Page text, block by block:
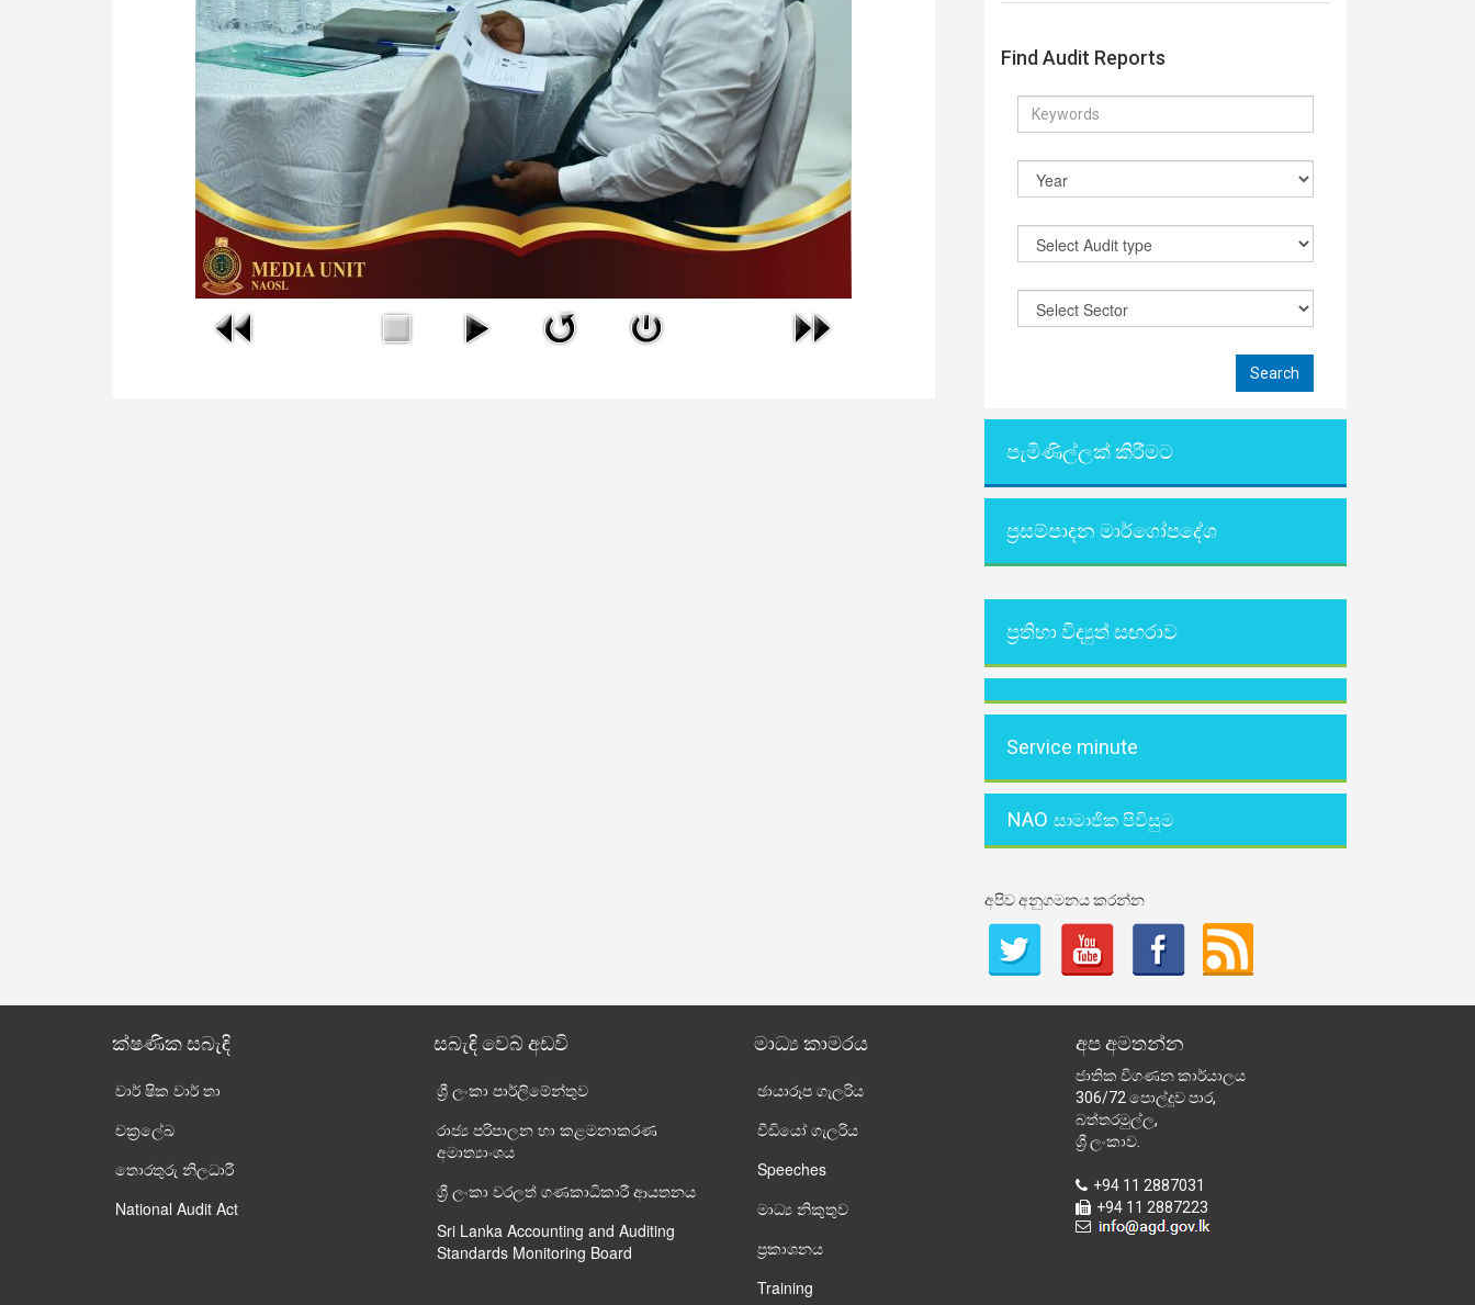
Find Audit Reports
පැමිණිල්ලක් කිරීමට
ප්‍රසම්පාදන මාර්ගෝපදේශ
ප්‍රතිභා විද්‍යුත් සඟරාව
Service minute
NAO සාමාජික පිවිසුම
අපිව අනුගමනය කරන්න
ක්ෂණික සබැඳි
වාර් ෂික වාර් තා
චක්‍රලේඛ
තොරතුරු නිලධාරී
National Audit Act
සබැඳි වෙබ් අඩවි
ශ්‍රී ලංකා පාර්ලි‌මේන්තුව
රාජ්‍ය පරිපාලන හා කළමනාකරණ
අමාත්‍යාංශය
ශ්‍රී ලංකා වරලත් ගණකාධිකාරී ආයතනය
Sri Lanka Accounting and Auditing
Standards Monitoring Board
මාධ්‍ය කාමරය
ඡායාරූප ගැලරිය
වීඩියෝ ගැලරිය
Speeches
මාධ්‍ය නිකුතුව
ප්‍රකාශනය
Training
අප අමතන්න
ජාතික විගණන කාර්යාලය
306/72 පොල්දූව පාර,
බත්තරමුල්ල,
ශ්‍රී ලංකාව.
+94 11 2887031
+94 11 2887223